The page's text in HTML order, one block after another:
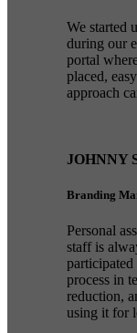
We started
during our
portal
placed,
approach
JOHNNY
Branding
Personal
staff is
process in
reduction,
using it for